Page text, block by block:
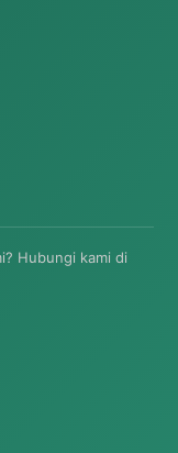
Hubungi kami di